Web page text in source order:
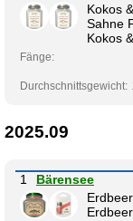
Kokos &
Sahne
Kokos
Fänge:
Durchschnittsgewicht:
2025.09
1
Bärensee